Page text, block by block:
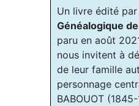
Un livre édité
Généalogique
paru en août
nous invitent à
de leur famille
personnage
BABOUOT